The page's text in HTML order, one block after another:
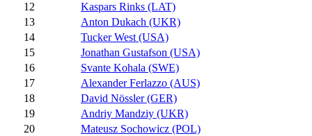
12
Kaspars Rinks (LAT)
13
Anton Dukach (UKR)
14
Tucker West (USA)
15
Jonathan Gustafson (USA)
16
Svante Kohala (SWE)
17
Alexander Ferlazzo (AUS)
18
David Nössler (GER)
19
Andriy Mandziy (UKR)
20
Mateusz Sochowicz (POL)